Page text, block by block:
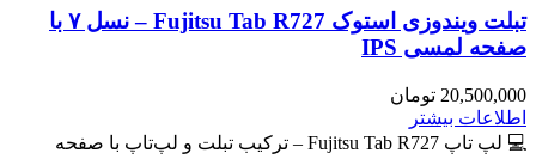
تبلت ویندوزی استوک Fujitsu Tab R727 – نسل ۷ با
صفحه لمسی IPS
20,500,000 تومان
اطلاعات بیشتر
💻 لپ تاپ Fujitsu Tab R727 – ترکیب تبلت و لپ‌تاپ با صفحه